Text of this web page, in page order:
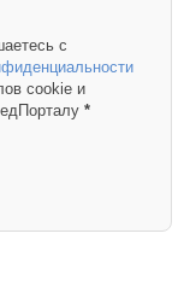
с
cookie и
*